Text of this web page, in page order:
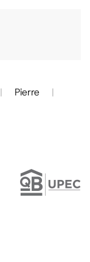
Pierre